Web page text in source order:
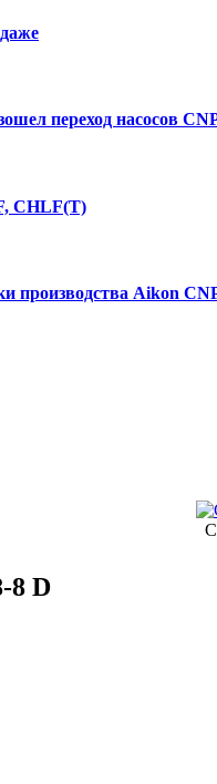
переход насосов
CHLF(T)
производства Aikon
8 D